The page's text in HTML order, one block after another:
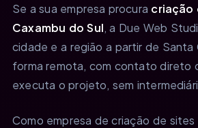
Se a sua empresa procura criação
Caxambu do Sul, a Due Web
cidade e a região a partir de Santa
forma remota, com contato direto
executa o projeto, sem
Como empresa de criação de sites